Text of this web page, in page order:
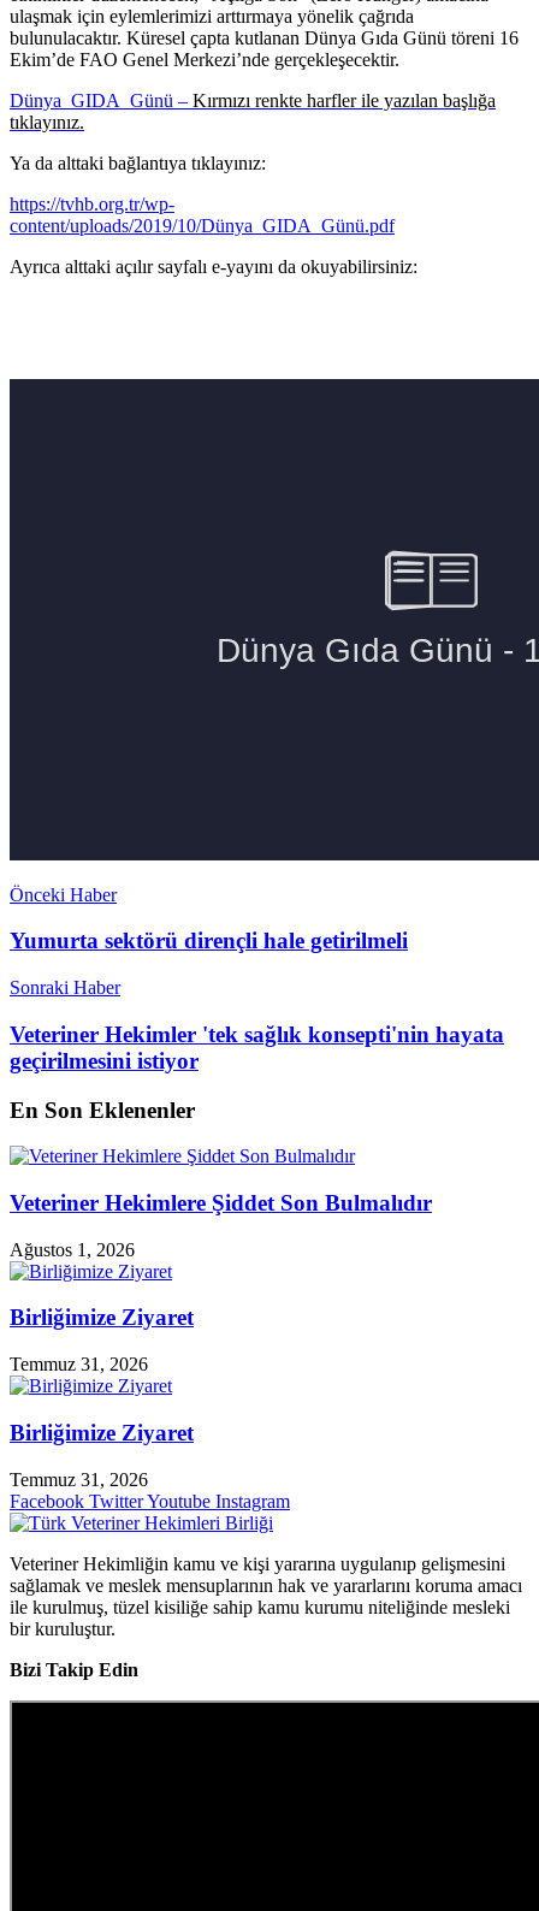
ulaşmak için eylemlerimizi arttırmaya yönelik çağrıda
bulunulacaktır. Küresel çapta kutlanan Dünya Gıda Günü töreni 16
Ekim’de FAO Genel Merkezi’nde gerçekleşecektir.
Dünya_GIDA_Günü – Kırmızı renkte harfler ile yazılan başlığa
tıklayınız.
Ya da alttaki bağlantıya tıklayınız:
https://tvhb.org.tr/wp-
content/uploads/2019/10/Dünya_GIDA_Günü.pdf
Ayrıca alttaki açılır sayfalı e-yayını da okuyabilirsiniz:
Önceki Haber
Yumurta sektörü dirençli hale getirilmeli
Sonraki Haber
Veteriner Hekimler 'tek sağlık konsepti'nin hayata
geçirilmesini istiyor
En Son Eklenenler
Veteriner Hekimlere Şiddet Son Bulmalıdır
Ağustos 1, 2026
Birliğimize Ziyaret
Temmuz 31, 2026
Birliğimize Ziyaret
Temmuz 31, 2026
Facebook TwitterYoutube Instagram
Veteriner Hekimliğin kamu ve kişi yararına uygulanıp gelişmesini
sağlamak ve meslek mensuplarının hak ve yararlarını koruma amacı
ile kurulmuş, tüzel kisiliğe sahip kamu kurumu niteliğinde mesleki
bir kuruluştur.
Bizi Takip Edin